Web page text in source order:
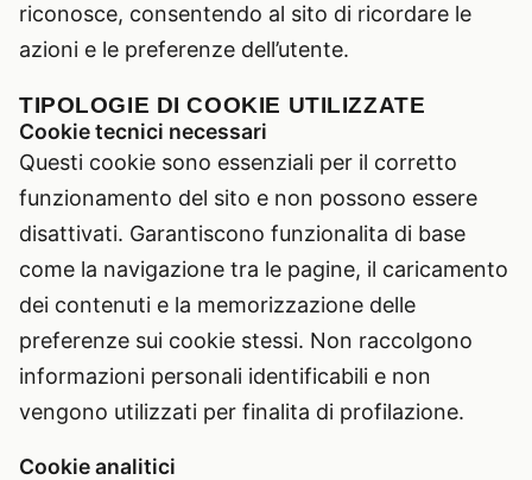
riconosce, consentendo al sito di ricordare le
azioni e le preferenze dell’utente.
TIPOLOGIE DI COOKIE UTILIZZATE
Cookie tecnici necessari
Questi cookie sono essenziali per il corretto
funzionamento del sito e non possono essere
disattivati. Garantiscono funzionalita di base
come la navigazione tra le pagine, il caricamento
dei contenuti e la memorizzazione delle
preferenze sui cookie stessi. Non raccolgono
informazioni personali identificabili e non
vengono utilizzati per finalita di profilazione.
Cookie analitici